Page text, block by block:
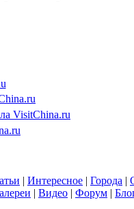
VisitChina.ru
| Интересное | Города |
| Видео | Форум |